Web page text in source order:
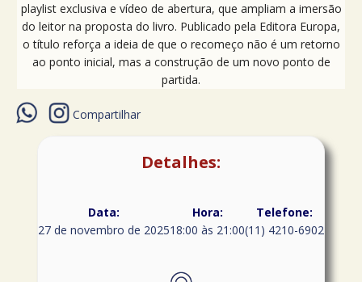
playlist exclusiva e vídeo de abertura, que ampliam a imersão
do leitor na proposta do livro. Publicado pela Editora Europa,
o título reforça a ideia de que o recomeço não é um retorno
ao ponto inicial, mas a construção de um novo ponto de
partida.
Compartilhar
Detalhes:
Data:
27 de novembro de 2025
Hora:
18:00 às 21:00
Telefone:
(11) 4210-6902